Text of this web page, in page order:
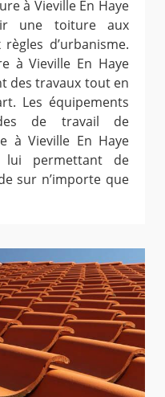
à Vieville En Haye
une toiture aux
d’urbanisme.
à Vieville En Haye
des travaux tout en
Les équipements
de travail de
à Vieville En Haye
lui permettant de
sur n’importe que